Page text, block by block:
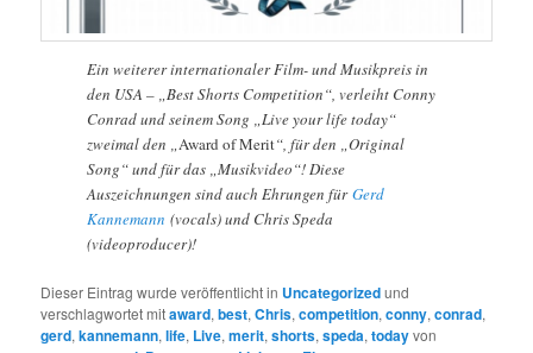
Ein weiterer internationaler Film- und Musikpreis in
den USA – „Best Shorts Competition“, verleiht Conny
Conrad und seinem Song „Live your life today“
zweimal den „Award of Merit“, für den „Original
Song“ und für das „Musikvideo“! Diese
Auszeichnungen sind auch Ehrungen fürGerd
Kannemann (vocals) und Chris Speda
(videoproducer)!
Dieser Eintrag wurde veröffentlicht in Uncategorizedund
verschlagwortet mitaward,best,Chris,competition,conny,conrad,
gerd,kannemann,life, Live,merit,shorts,speda,todayvon